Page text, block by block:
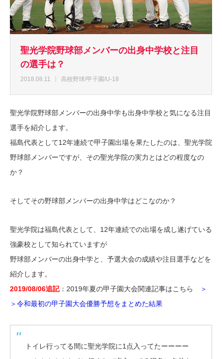
聖光学院野球部メンバーの出身中学校と注目
の選手は？
2018.08.11 高校野球/甲子園/U-18
聖光学院野球部メンバーの出身中学も出身中学校と気になる注目
選手を紹介します。
福島代表として12年連続で甲子園出場を果たしたのは、聖光学院
野球部メンバーですが、その聖光学院の実力とはどの程度なの
か？
そしてその野球部メンバーの出身中学はどこなのか？
聖光学院は福島代表として、12年連続での出場を成し遂げている
強豪校として知られていますが
野球部メンバーの出身中学と、予選大会の成績や注目選手などを
紹介します。
2019/08/06追記：2019年夏の甲子園大会関連記事はこちら
＞
＞令和最初の甲子園大会優勝予想をまとめた結果
トイレ行ってる間に聖光学院に1点入ってたーーーー